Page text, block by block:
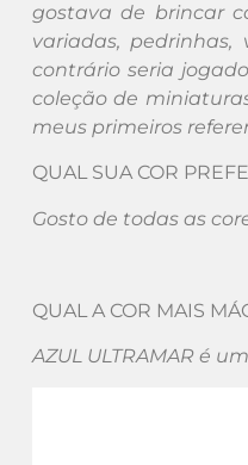
gostava de brincar
variadas,
contrário seria
coleção de
meus primeiros
QUAL SUA COR
Gosto de todas as
QUAL A COR MAIS
AZUL ULTRAMAR é